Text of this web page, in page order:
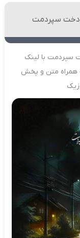
سپردمت
سپردمت با لینک
همراه متن و پخش